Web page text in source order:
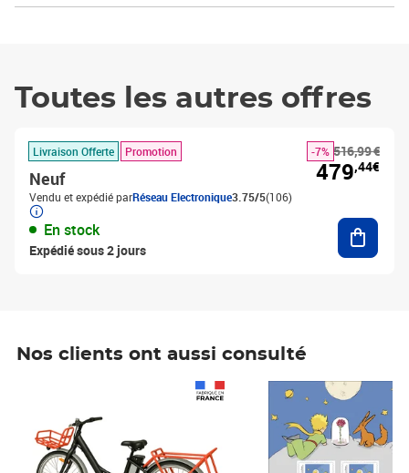
Toutes les autres offres
Livraison Offerte Promotion
Neuf
Vendu et expédié parRéseau Electronique3.75/5(106)
En stock
Expédié sous 2 jours
516,99 €
-7%
479,44€
Nos clients ont aussi consulté
Prix 7,50€